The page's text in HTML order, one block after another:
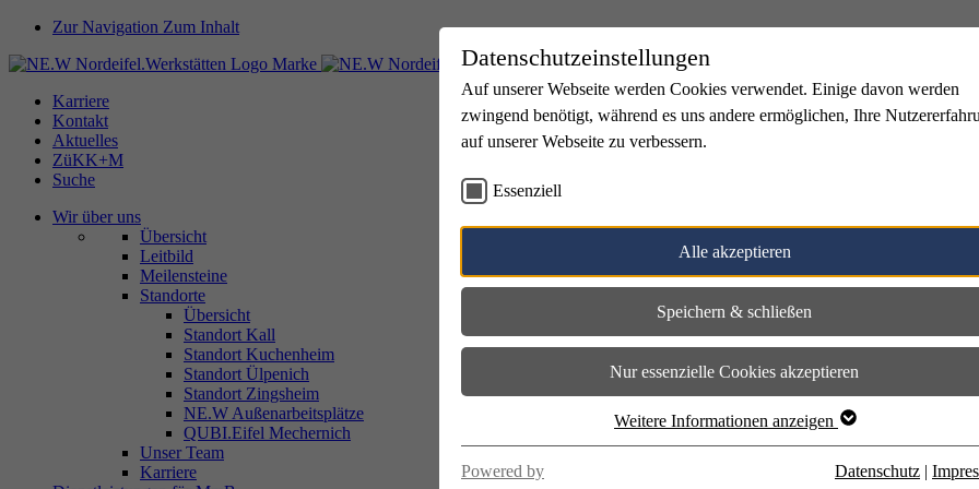
Datenschutzeinstellungen
Auf unserer Webseite werden Cookies verwendet. Einige davon werden
zwingend benötigt, während es uns andere ermöglichen, Ihre
auf unserer Webseite zu verbessern.
Essenziell
Alle akzeptieren
Speichern & schließen
Nur essenzielle Cookies akzeptieren
Weitere Informationen anzeigen
Powered by
Datenschutz |
Zur Navigation Zum Inhalt
Karriere
Kontakt
Aktuelles
ZüKK+M
Suche
Wir über uns
Übersicht
Leitbild
Meilensteine
Standorte
Übersicht
Standort Kall
Standort Kuchenheim
Standort Ülpenich
Standort Zingsheim
NE.W Außenarbeitsplätze
QUBI.Eifel Mechernich
Unser Team
Karriere